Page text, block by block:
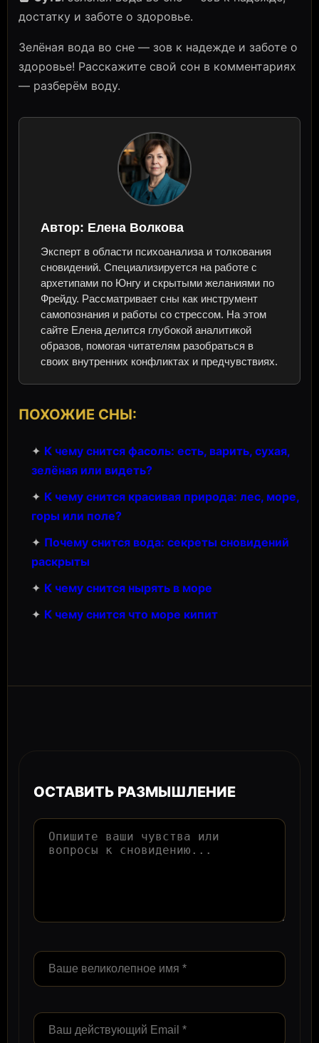
достатку и заботе о здоровье.
Зелёная вода во сне — зов к надежде и заботе о
здоровье! Расскажите свой сон в комментариях
— разберём воду.
Автор: Елена Волкова
Эксперт в области психоанализа и толкования
сновидений. Специализируется на работе с
архетипами по Юнгу и скрытыми желаниями по
Фрейду. Рассматривает сны как инструмент
самопознания и работы со стрессом. На этом
сайте Елена делится глубокой аналитикой
образов, помогая читателям разобраться в
своих внутренних конфликтах и предчувствиях.
ПОХОЖИЕ СНЫ:
✦ К чему снится фасоль: есть, варить, сухая,
зелёная или видеть?
✦ К чему снится красивая природа: лес, море,
горы или поле?
✦ Почему снится вода: секреты сновидений
раскрыты
✦ К чему снится нырять в море
✦ К чему снится что море кипит
ОСТАВИТЬ РАЗМЫШЛЕНИЕ